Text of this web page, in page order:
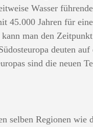
Wasser
45.000 Jahren für
man den
deuten
sind die neuen
selben Regionen wie